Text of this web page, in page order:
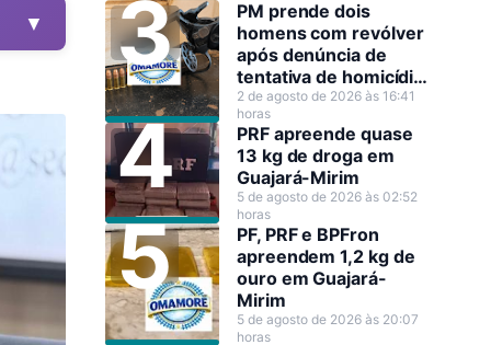
▼
PM prende dois
homens com revólver
após denúncia de
tentativa de homicídio
em Guajará-Mirim
2 de agosto de 2026 às 16:41
horas
PRF apreende quase
13 kg de droga em
Guajará-Mirim
5 de agosto de 2026 às 02:52
horas
PF, PRF e BPFron
apreendem 1,2 kg de
ouro em Guajará-
Mirim
5 de agosto de 2026 às 20:07
horas